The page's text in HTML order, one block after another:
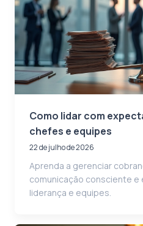
Como lidar com
chefes e equipes
22 de julho de 2026
Aprenda a gerenciar
comunicação consciente e
liderança e equipes.